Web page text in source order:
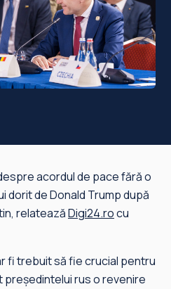
acordul de pace fără o
dorit de Donald Trump după
relateazăDigi24.rocu
fi trebuit să fie crucial pentru
preşedintelui rus o revenire